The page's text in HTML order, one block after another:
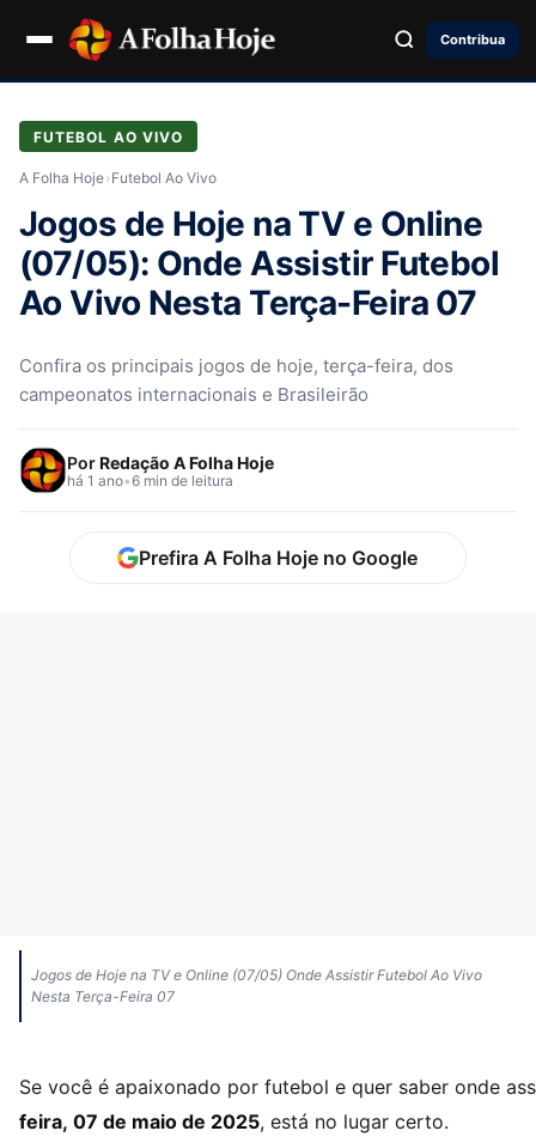
Contribua
FUTEBOL AO VIVO
A Folha Hoje› Futebol Ao Vivo
Jogos de Hoje na TV e Online
(07/05): Onde Assistir Futebol
Ao Vivo Nesta Terça-Feira 07
Confira os principais jogos de hoje, terça-feira, dos
campeonatos internacionais e Brasileirão
PorRedação A Folha Hoje
há 1 ano•6 min de leitura
Prefira A Folha Hoje no Google
Jogos de Hoje na TV e Online (07/05) Onde Assistir Futebol Ao Vivo
Nesta Terça-Feira 07
Se você é apaixonado por futebol e quer saber onde
feira, 07 de maio de 2025, está no lugar certo.